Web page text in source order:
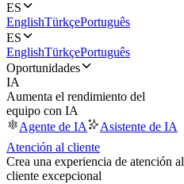
ES
EnglishTürkçePortuguês
ES
EnglishTürkçePortuguês
Oportunidades
IA
Aumenta el rendimiento del
equipo con IA
Agente de IA
Asistente de IA
Atención al cliente
Crea una experiencia de atención al
cliente excepcional